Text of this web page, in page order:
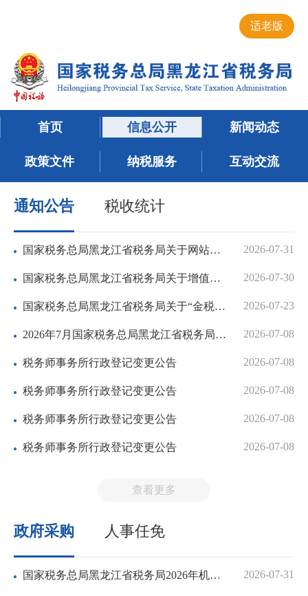
适老版
首页 信息公开 新闻动态
政策文件 纳税服务 互动交流
通知公告 税收统计
国家税务总局黑龙江省税务局关于网站互动交流平台维护的通告 2026-07-31
国家税务总局黑龙江省税务局关于增值税发票管理系统停机维护的通... 2026-07-30
国家税务总局黑龙江省税务局关于“金税三期”社保费征管信息系统... 2026-07-23
2026年7月国家税务总局黑龙江省税务局涉税专业服务机构信用... 2026-07-08
​税务师事务所行政登记变更公告 2026-07-08
税务师事务所行政登记变更公告 2026-07-08
​税务师事务所行政登记变更公告 2026-07-08
税务师事务所行政登记变更公告 2026-07-08
查看更多
政府采购 人事任免
国家税务总局黑龙江省税务局2026年机关食堂食材配送服务项目... 2026-07-31